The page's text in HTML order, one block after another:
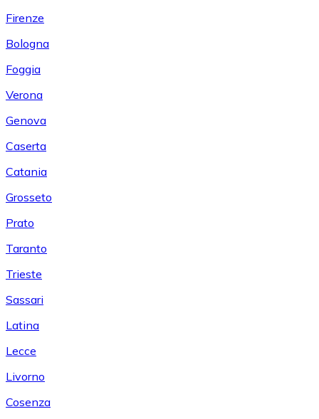
Firenze
Bologna
Foggia
Verona
Genova
Caserta
Catania
Grosseto
Prato
Taranto
Trieste
Sassari
Latina
Lecce
Livorno
Cosenza